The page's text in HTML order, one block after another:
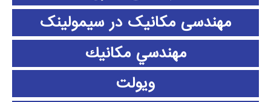
مهندسی مکانیک در سیمولینک
مهندسي مكانيك
ویولت